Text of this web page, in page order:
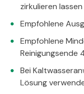
zirkulieren lassen
Empfohlene
Empfohlene
Reinigungsende
Bei
Lösung